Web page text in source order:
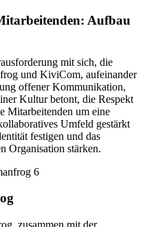
Aufbau
mit sich, die
und KiviCom, aufeinander
offener Kommunikation,
Kultur betont, die Respekt
Mitarbeitenden um eine
Umfeld gestärkt
festigen und das
Organisation stärken.
zusammen mit der